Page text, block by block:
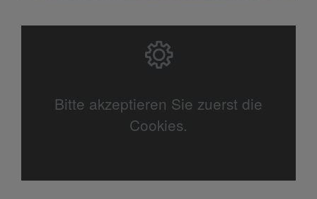
Bitte akzeptieren Sie zuerst die
Cookies.